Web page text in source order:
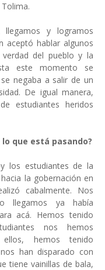
llegamos y logramos
aceptó hablar algunos
del pueblo y la
este momento se
negaba a salir de un
De igual manera,
estudiantes heridos
que está pasando?
los estudiantes de la
la gobernación en
cabalmente. Nos
llegamos ya había
acá. Hemos tenido
nos hemos
ellos, hemos tenido
han disparado con
tiene vainillas de bala,